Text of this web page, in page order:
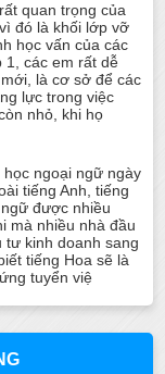
quan trọng của
đó là khối lớp vỡ
học vấn của các
1, các em rất dễ
là cơ sở để các
lực trong việc
nhỏ, khi họ
học ngoại ngữ ngày
tiếng Anh, tiếng
được nhiều
mà nhiều nhà đầu
tư kinh doanh sang
tiếng Hoa sẽ là
tuyển việ